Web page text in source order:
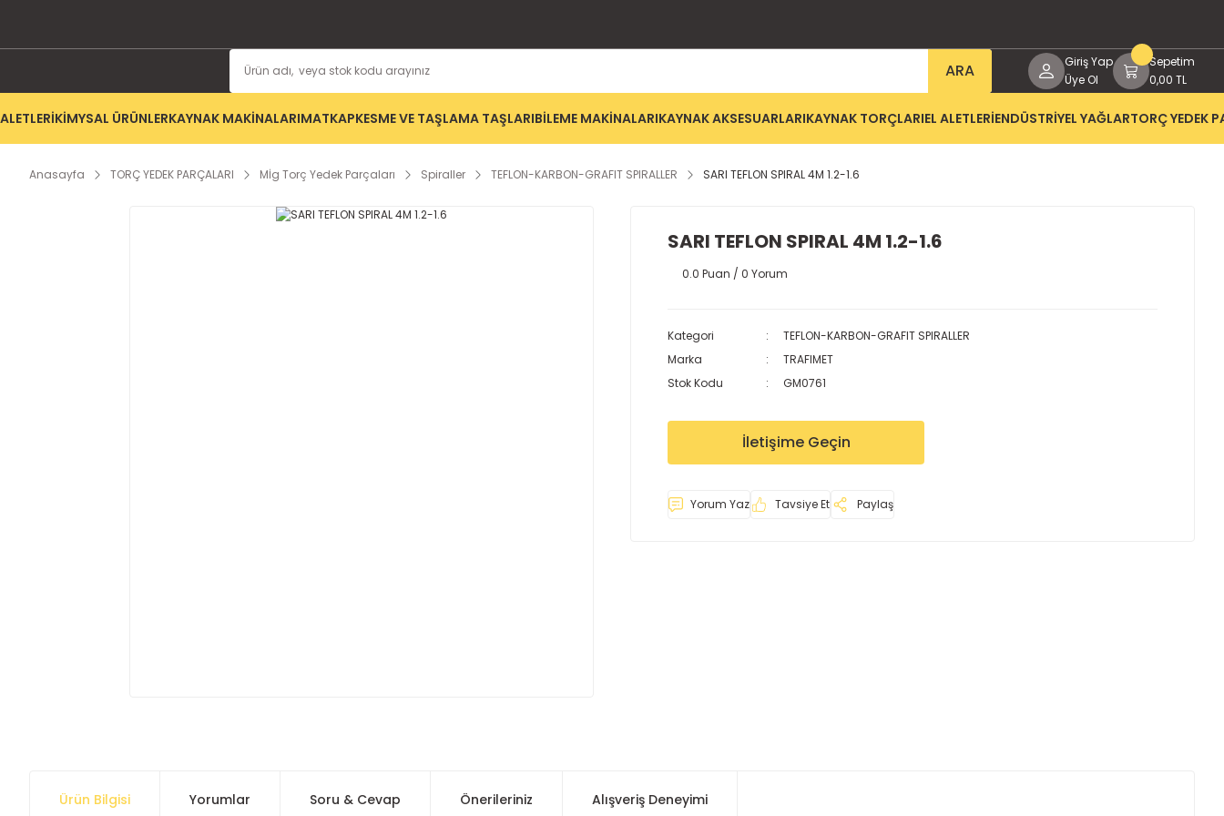
ARA
Giriş Yap
Üye Ol
Sepetim
0,00 TL
KİMYSAL ÜRÜNLERKAYNAK MAKİNALARIMATKAPKESME VE TAŞLAMA TAŞLARIBİLEME MAKİNALARIKAYNAK AKSESUARLARIKAYNAK TORÇLARIEL ALETLERİENDÜSTRİYEL YAĞLARTORÇ YEDEK
Anasayfa TORÇ YEDEK PARÇALARI Mİg Torç Yedek Parçaları Spiraller TEFLON-KARBON-GRAFIT SPIRALLER SARI TEFLON SPIRAL 4M 1.2-1.6
SARI TEFLON SPIRAL 4M 1.2-1.6
0.0 Puan / 0 Yorum
Kategori
TEFLON-KARBON-GRAFIT SPIRALLER
Marka
TRAFIMET
Stok Kodu
GM0761
İletişime Geçin
Yorum Yaz Tavsiye Et Paylaş
Ürün Bilgisi Yorumlar Soru & Cevap Önerileriniz Alışveriş Deneyimi